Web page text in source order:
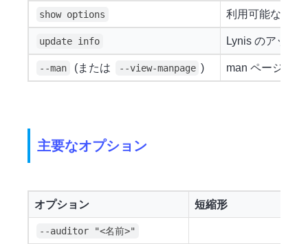
show options 利用可能なすべ
update info Lynis のアップ
--man (または --view-manpage ) man ページを
主要なオプション
オプション 短縮形
--auditor "<名前>"